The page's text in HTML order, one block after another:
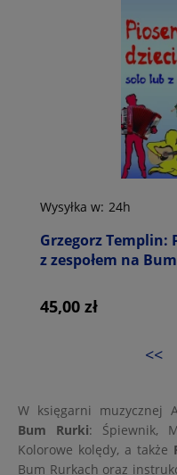
Grzegorz Templin:
z zespołem na
zabaw muzycznych
Wysyłka w: 24h
45,00 zł
<<
W księgarni muzycznej
Bum Rurki: Śpiewnik,
Kolorowe kolędy, a także
Bum Rurkach oraz